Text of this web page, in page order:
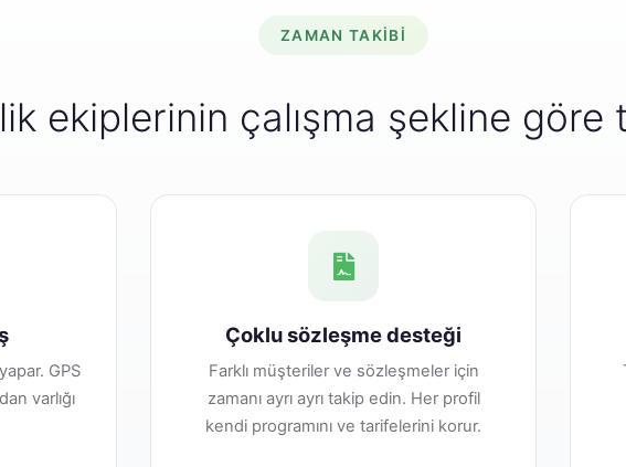
ZAMAN TAKIBI
ekiplerinin çalışma şekline göre
GPS
varlığı
Çoklu sözleşme desteği
Farklı müşteriler ve sözleşmeler için
zamanı ayrı ayrı takip edin. Her profil
kendi programını ve tarifelerini korur.